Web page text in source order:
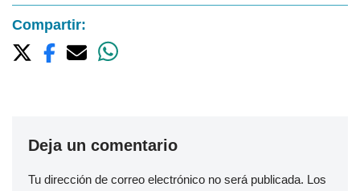
Compartir:
Deja un comentario
Tu dirección de correo electrónico no será publicada. Los